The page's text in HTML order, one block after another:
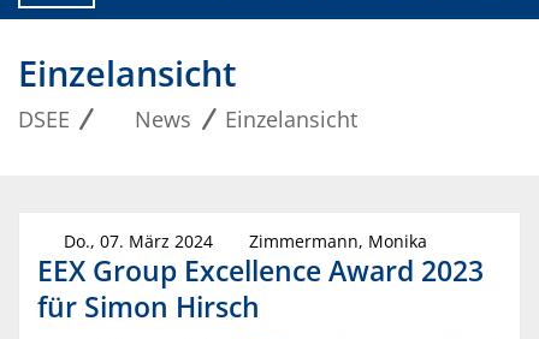
Einzelansicht
DSEE News Einzelansicht
Do., 07. März 2024 Zimmermann, Monika
EEX Group Excellence Award 2023
für Simon Hirsch